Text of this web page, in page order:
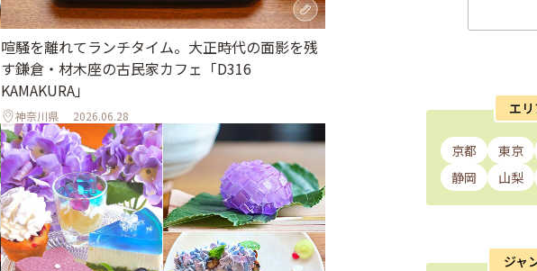
喧騒を離れてランチタイム。大正時代の面影を残
す鎌倉・材木座の古民家カフェ「D316
KAMAKURA」
神奈川県 2026.06.28 エ
京都 東京
静岡
山梨
ジャ